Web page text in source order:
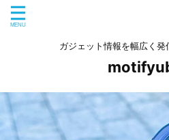
ガジェット情報を幅広く